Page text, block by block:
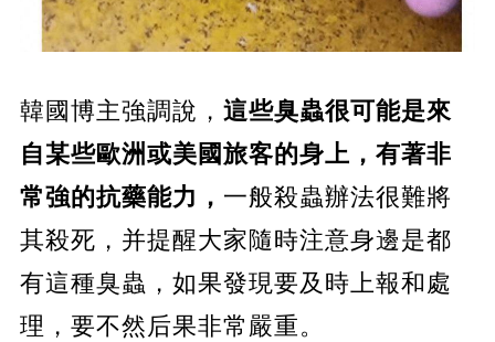
韓國博主強調說， 這些臭蟲很可能是來
自某些歐洲或美國旅客的身上，有著非
常強的抗藥能力， 一般殺蟲辦法很難將
其殺死，并提醒大家隨時注意身邊是都
有這種臭蟲，如果發現要及時上報和處
理，要不然后果非常嚴重。